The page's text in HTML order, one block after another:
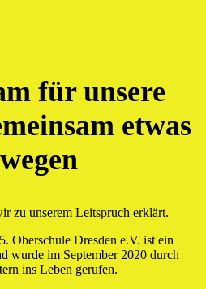
für unsere
etwas
zu unserem Leitspruch erklärt.
Oberschule Dresden e.V. ist ein
wurde im September 2020 durch
ins Leben gerufen.